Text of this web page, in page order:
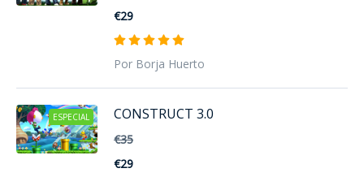
€29
Por Borja Huerto
ESPECIAL CONSTRUCT 3.0
€35
€29